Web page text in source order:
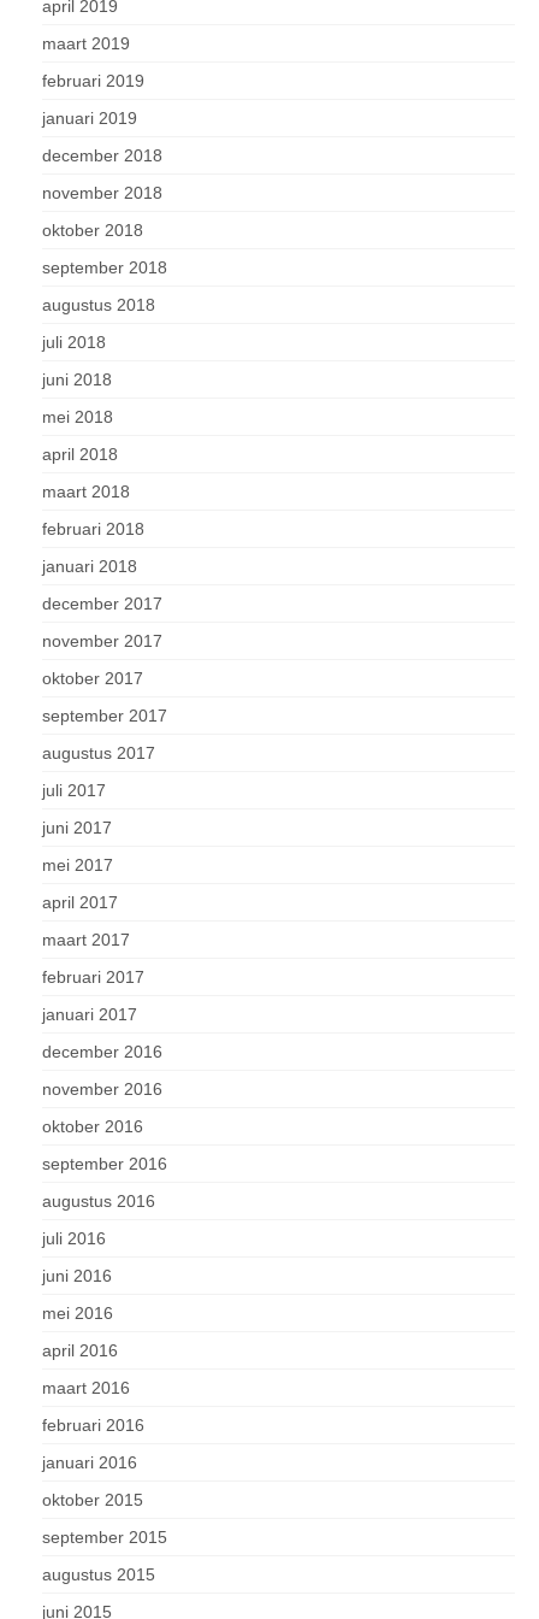
april 2019
maart 2019
februari 2019
januari 2019
december 2018
november 2018
oktober 2018
september 2018
augustus 2018
juli 2018
juni 2018
mei 2018
april 2018
maart 2018
februari 2018
januari 2018
december 2017
november 2017
oktober 2017
september 2017
augustus 2017
juli 2017
juni 2017
mei 2017
april 2017
maart 2017
februari 2017
januari 2017
december 2016
november 2016
oktober 2016
september 2016
augustus 2016
juli 2016
juni 2016
mei 2016
april 2016
maart 2016
februari 2016
januari 2016
oktober 2015
september 2015
augustus 2015
juni 2015